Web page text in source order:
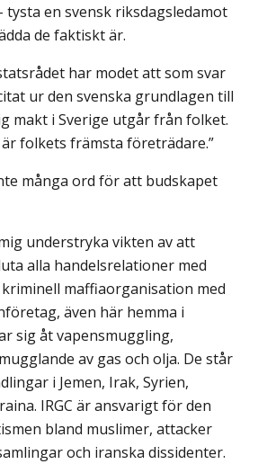
tysta en svensk riksdagsledamot
de faktiskt är.
har modet att som svar
ur den svenska grundlagen till
makt i Sverige utgår från folket.
är folkets främsta företrädare.”
många ord för att budskapet
understryka vikten av att
alla handelsrelationer med
kriminell maffiaorganisation med
även här hemma i
sig åt vapensmuggling,
av gas och olja. De står
i Jemen, Irak, Syrien,
IRGC är ansvarigt för den
bland muslimer, attacker
och iranska dissidenter.